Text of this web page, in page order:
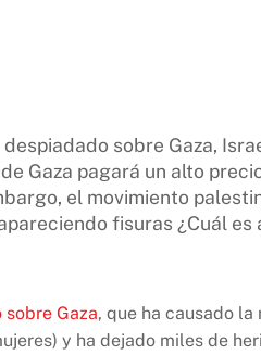
sobre Gaza,
Gaza pagará un alto
el movimiento
fisuras ¿Cuál es
Gaza, que ha causado
y ha dejado miles de